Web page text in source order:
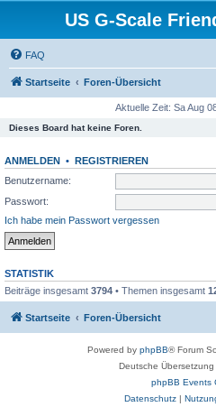
US G-Scale
FAQ
Startseite Foren-Übersicht
Aktuelle Zeit: Sa Aug
Dieses Board hat keine Foren.
ANMELDEN • REGISTRIEREN
Benutzername:
Passwort:
Ich habe mein Passwort vergessen
STATISTIK
Beiträge insgesamt 3794 • Themen insgesamt
Startseite Foren-Übersicht
Powered by phpBB® Forum
Deutsche Übersetzung
phpBB Events
Datenschutz|